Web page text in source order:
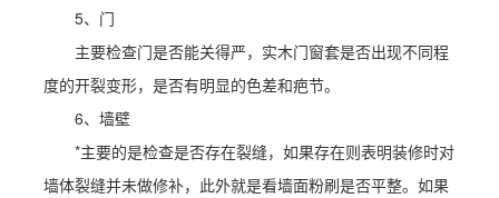
5、门
主要检查门是否能关得严，实木门窗套是否出现不同程
度的开裂变形，是否有明显的色差和疤节。
6、墙壁
*主要的是检查是否存在裂缝，如果存在则表明装修时对
墙体裂缝并未做修补，此外就是看墙面粉刷是否平整。如果